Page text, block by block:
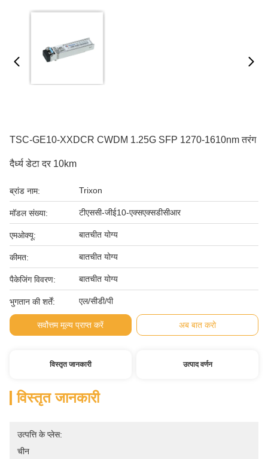
TSC-GE10-XXDCR CWDM 1.25G SFP 1270-1610nm तरंग
दैर्ध्य डेटा दर 10km
ब्रांड नाम: Trixon
मॉडल संख्या: टीएससी-जीई10-एक्सएक्सडीसीआर
एमओक्यू: बातचीत योग्य
कीमत: बातचीत योग्य
पैकेजिंग विवरण: बातचीत योग्य
भुगतान की शर्तें: एल/सीडी/पी
सर्वोत्तम मूल्य प्राप्त करें अब बात करो
विस्तृत जानकारी उत्पाद वर्णन
विस्तृत जानकारी
उत्पत्ति के प्लेस:
चीन